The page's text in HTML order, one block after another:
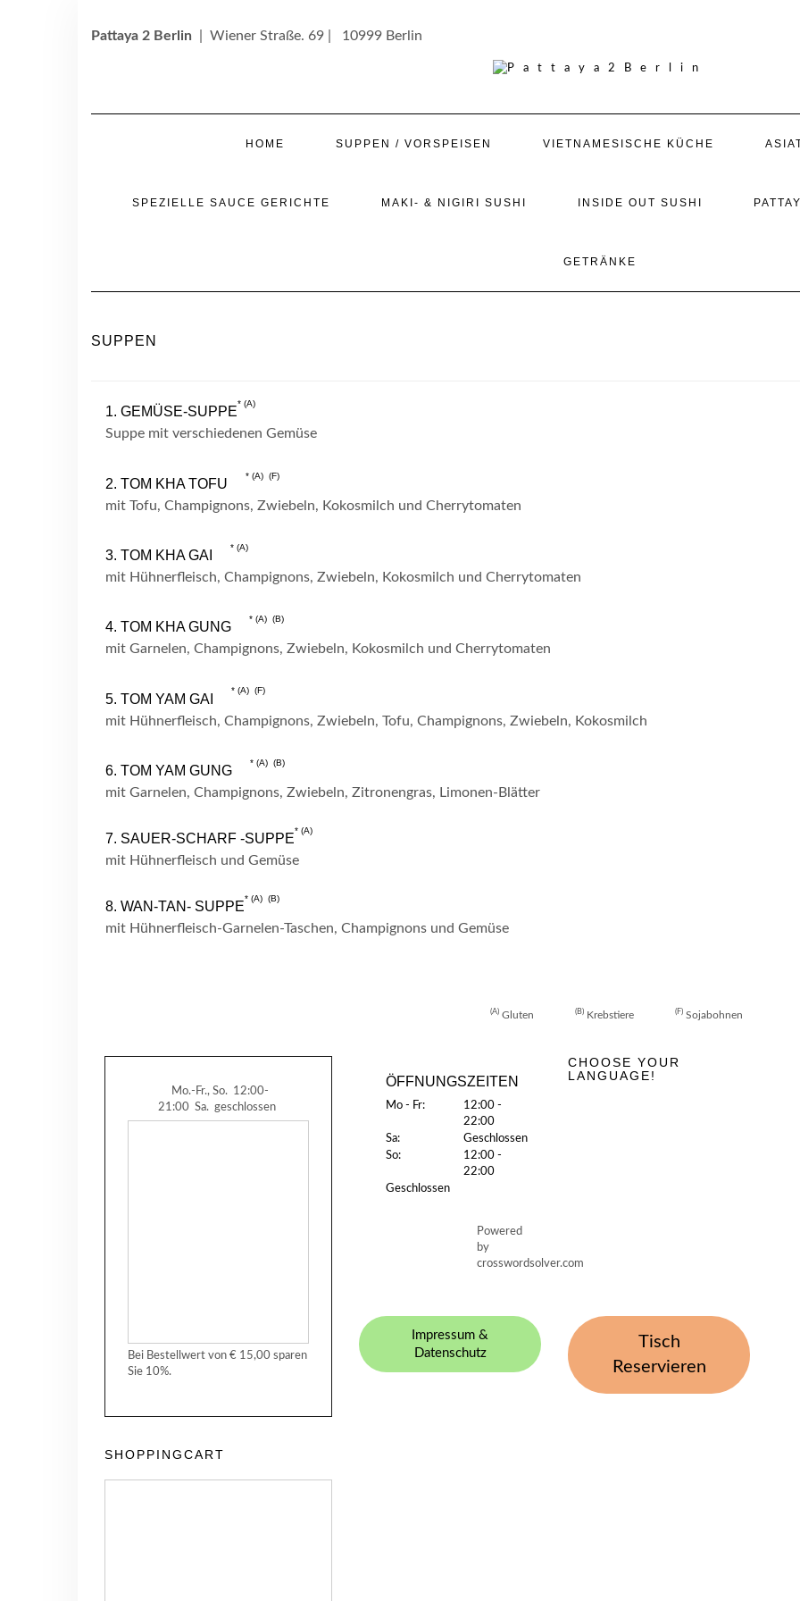
Pattaya 2 Berlin | Wiener Straße. 69 | 10999 Berlin
HOME SUPPEN / VORSPEISEN VIETNAMESISCHE KÜCHE
SPEZIELLE SAUCE GERICHTE MAKI- & NIGIRI SUSHI INSIDE OUT SUSHI
GETRÄNKE
SUPPEN
1. GEMÜSE-SUPPE
A
Suppe mit verschiedenen Gemüse
2. TOM KHA TOFU
A F
mit Tofu, Champignons, Zwiebeln, Kokosmilch und Cherrytomaten
3. TOM KHA GAI
A
mit Hühnerfleisch, Champignons, Zwiebeln, Kokosmilch und Cherrytomaten
4. TOM KHA GUNG
A B
mit Garnelen, Champignons, Zwiebeln, Kokosmilch und Cherrytomaten
5. TOM YAM GAI
A F
mit Hühnerfleisch, Champignons, Zwiebeln, Tofu, Champignons, Zwiebeln, Kokosmilch
6. TOM YAM GUNG
A B
mit Garnelen, Champignons, Zwiebeln, Zitronengras, Limonen-Blätter
7. SAUER-SCHARF -SUPPE
A
mit Hühnerfleisch und Gemüse
8. WAN-TAN- SUPPE
A B
mit Hühnerfleisch-Garnelen-Taschen, Champignons und Gemüse
A Gluten B Krebstiere F Sojabohnen
Mo.-Fr., So. 12:00-
21:00 Sa. geschlossen
Bei Bestellwert von € 15,00 sparen
Sie 10%.
SHOPPINGCART
ÖFFNUNGSZEITEN
Mo - Fr:
12:00 -
22:00
Sa:
Geschlossen
So:
12:00 -
22:00
Geschlossen
Powered
by
crosswordsolver.com
CHOOSE YOUR
LANGUAGE!
Impressum &
Datenschutz
Tisch
Reservieren